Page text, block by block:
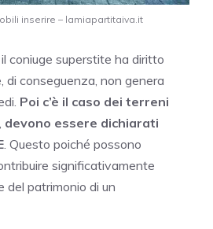
inserire – lamiapartitaiva.it
coniuge superstite ha diritto
di conseguenza, non genera
Poi c’è il caso dei terreni
devono essere dichiarati
. Questo poiché possono
significativamente
del patrimonio di un